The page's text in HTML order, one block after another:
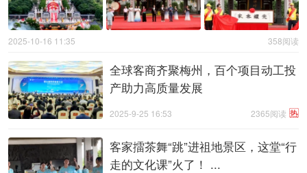
358阅读
2025-10-16 11:35
全球客商齐聚梅州，百个项目动工投
产助力高质量发展
热
2365阅读
2025-9-25 16:53
客家擂茶舞“跳”进祖地景区，这堂“行
走的文化课”火了！ ...